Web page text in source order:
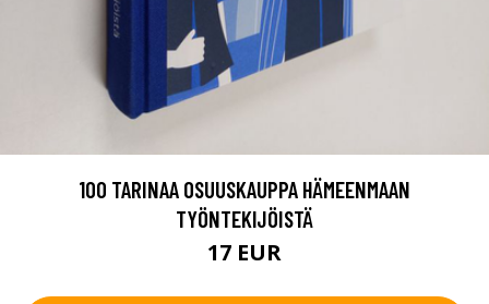
100 TARINAA OSUUSKAUPPA HÄMEENMAAN
TYÖNTEKIJÖISTÄ
17 EUR